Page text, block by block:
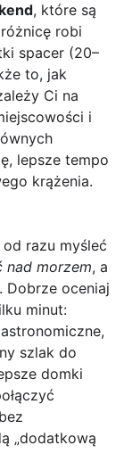
, które są
robi
spacer (20–
to, jak
Ci na
i
lepsze tempo
krążenia.
razu myśleć
nad morzem, a
Dobrze oceniaj
minut:
szlak do
domki
„dodatkową